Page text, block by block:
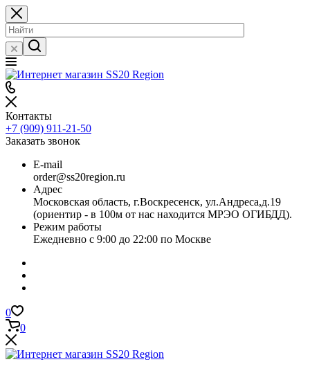
Контакты
+7 (909) 911-21-50
Заказать звонок
E-mail
order@ss20region.ru
Адрес
Московская область, г.Воскресенск, ул.Андреса,д.19
(ориентир - в 100м от нас находится МРЭО ОГИБДД).
Режим работы
Ежедневно с 9:00 до 22:00 по Москве
0
0